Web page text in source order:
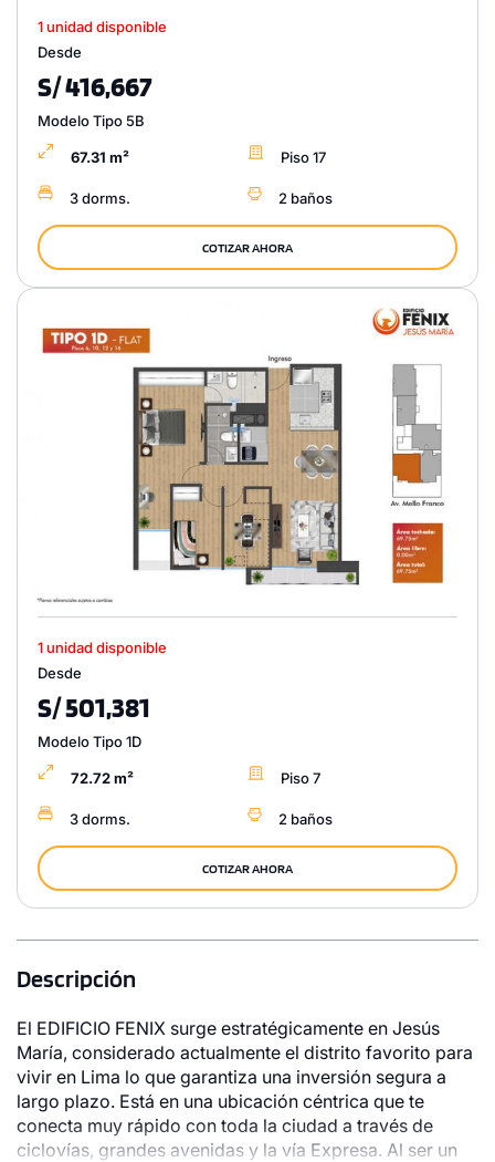
1 unidad disponible
Desde
S/ 416,667
Modelo Tipo 5B
67.31 m² Piso 17
3 dorms. 2 baños
COTIZAR AHORA
1 unidad disponible
Desde
S/ 501,381
Modelo Tipo 1D
72.72 m² Piso 7
3 dorms. 2 baños
COTIZAR AHORA
Descripción
El EDIFICIO FENIX surge estratégicamente en Jesús
María, considerado actualmente el distrito favorito para
vivir en Lima lo que garantiza una inversión segura a
largo plazo. Está en una ubicación céntrica que te
conecta muy rápido con toda la ciudad a través de
ciclovías, grandes avenidas y la vía Expresa. Al ser un